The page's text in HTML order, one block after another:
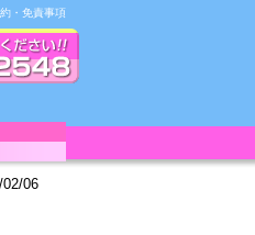
・免責事項
02/06